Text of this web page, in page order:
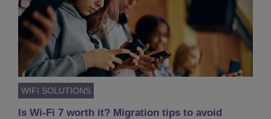
WIFI SOLUTIONS
Is Wi-Fi 7 worth it? Migration tips to avoid